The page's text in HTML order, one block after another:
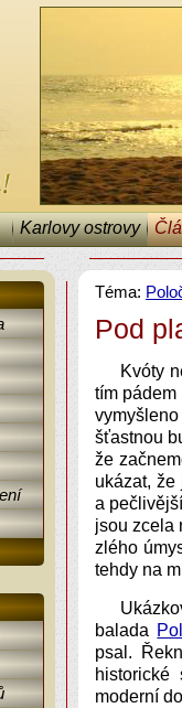
Karlovy ostrovy
Téma:
Pod
Kvóty
tím
šťastnou
že
ukázat,
a
jsou zcela
zlého
tehdy na
balada
psal.
historické
moderní